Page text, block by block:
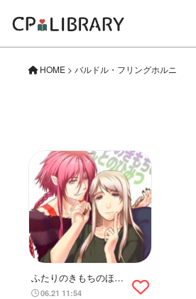
HOME > バルドル・フリングホルニ
ふたりのきもちのほん
とのひみつ
06.21 11:54